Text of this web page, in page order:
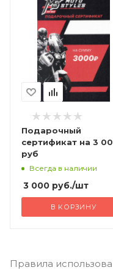
Подарочный
сертификат на 3
руб
Всегда в наличии
3 000 руб./шт
В КОРЗИНУ
Правила